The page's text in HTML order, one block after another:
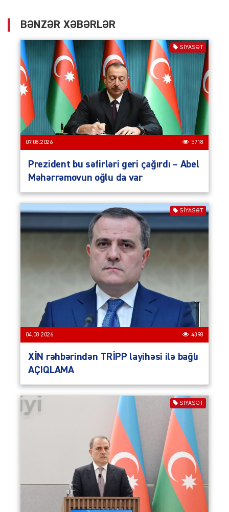
BƏNZƏR XƏBƏRLƏR
SIYASƏT
07.08.2026 5718
Prezident bu səfirləri geri çağırdı – Abel
Məhərrəmovun oğlu da var
SIYASƏT
04.08.2026 4398
XİN rəhbərindən TRİPP layihəsi ilə bağlı
AÇIQLAMA
SIYASƏT